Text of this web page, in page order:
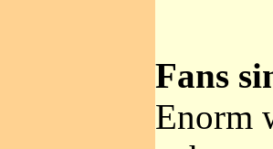
Fans
Enorm